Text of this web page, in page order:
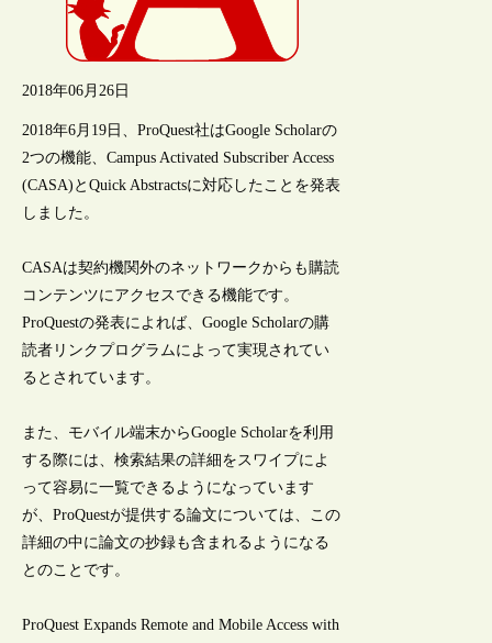
2018年06月26日
2018年6月19日、ProQuest社はGoogle Scholarの
2つの機能、Campus Activated Subscriber Access
(CASA)とQuick Abstractsに対応したことを発表
しました。
CASAは契約機関外のネットワークからも購読
コンテンツにアクセスできる機能です。
ProQuestの発表によれば、Google Scholarの購
読者リンクプログラムによって実現されてい
るとされています。
また、モバイル端末からGoogle Scholarを利用
する際には、検索結果の詳細をスワイプによ
って容易に一覧できるようになっています
が、ProQuestが提供する論文については、この
詳細の中に論文の抄録も含まれるようになる
とのことです。
ProQuest Expands Remote and Mobile Access with